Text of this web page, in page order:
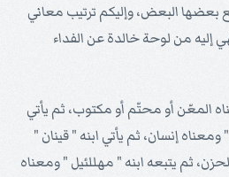
البعض، وإليكم ترتيب معاني
إليه من لوحة خالدة عن الفداء
المعّن أو محتّم أو مكتوب، ثم يأتي
إنسان، ثم يأتي ابنه " قينان "
ثم يتبعه ابنه " مهللئيل " ومعناه